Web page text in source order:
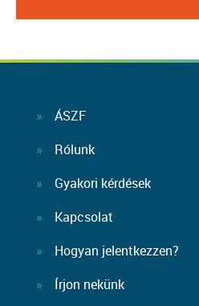
ÁSZF
Rólunk
Gyakori kérdések
Kapcsolat
Hogyan jelentkezzen?
Írjon nekünk